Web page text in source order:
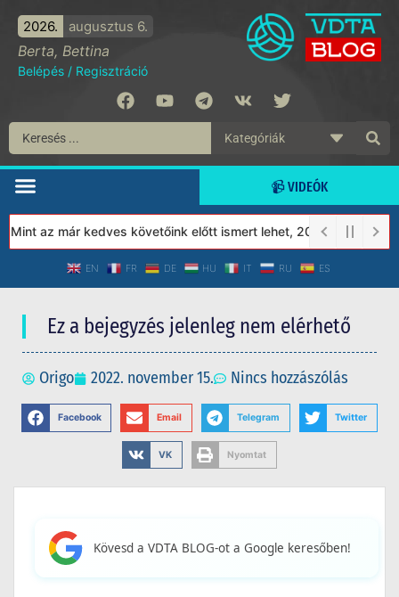
2026. augusztus 6.
Berta, Bettina
Belépés / Regisztráció
📹 VIDEÓK
az már kedves követőink előtt ismert lehet, 2023-tól a Védett
EN FR DE HU IT RU ES
Ez a bejegyzés jelenleg nem elérhető
Origo 2022. november 15. Nincs hozzászólás
Facebook Email Telegram Twitter
VK Nyomtat
Kövesd a VDTA BLOG-ot a Google keresőben!